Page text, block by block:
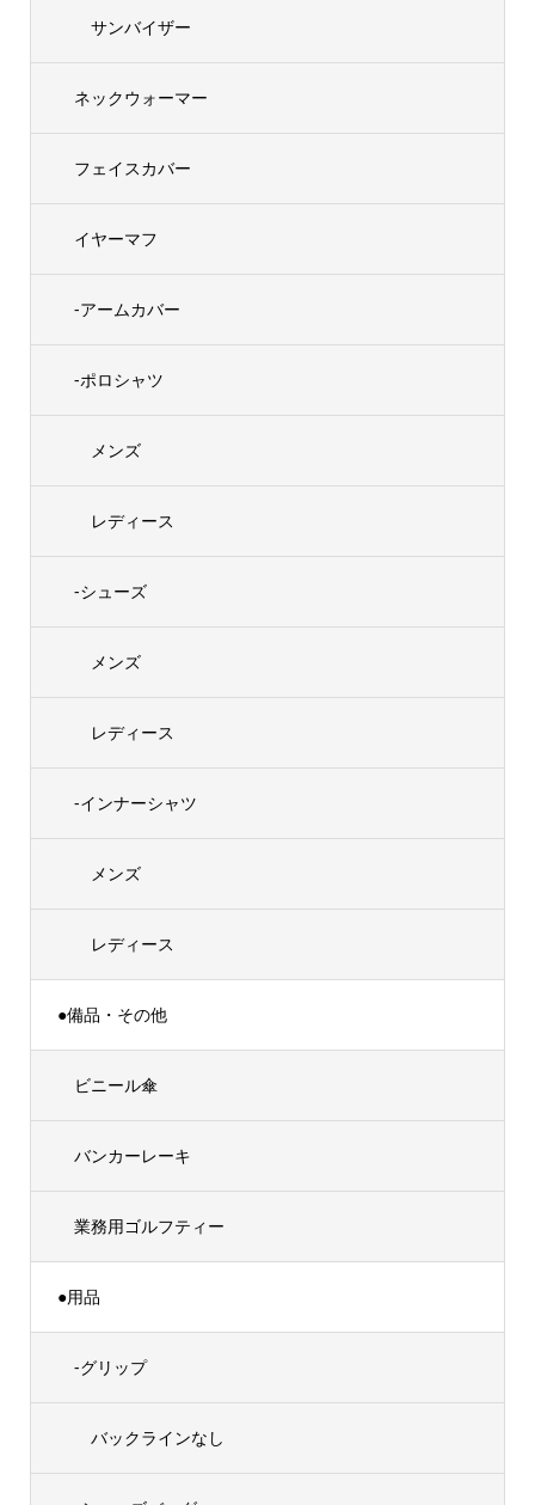
サンバイザー
ネックウォーマー
フェイスカバー
イヤーマフ
-アームカバー
-ポロシャツ
メンズ
レディース
-シューズ
メンズ
レディース
-インナーシャツ
メンズ
レディース
●備品・その他
ビニール傘
バンカーレーキ
業務用ゴルフティー
●用品
-グリップ
バックラインなし